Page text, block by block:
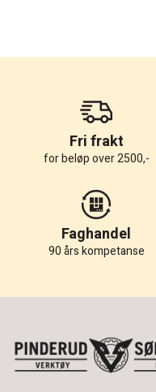
Fri frakt
for beløp over 2500,-
Faghandel
90 års kompetanse